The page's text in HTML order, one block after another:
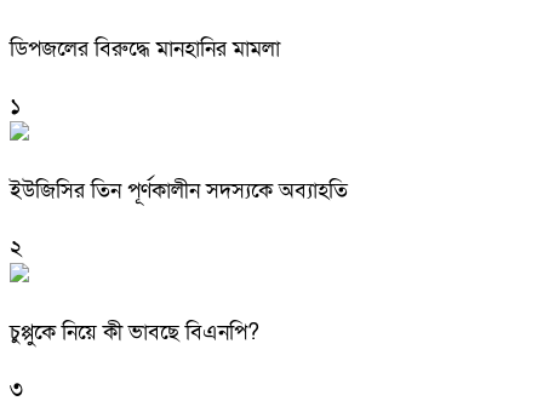
ডিপজলের বিরুদ্ধে মানহানির মামলা
১
ইউজিসির তিন পূর্ণকালীন সদস্যকে অব্যাহতি
২
চুপ্পুকে নিয়ে কী ভাবছে বিএনপি?
৩